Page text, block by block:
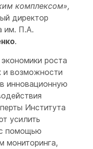
комплексом»,
директор
им. П.А.
.
роста
и возможности
инновационную
Института
усилить
помощью
мониторинга,